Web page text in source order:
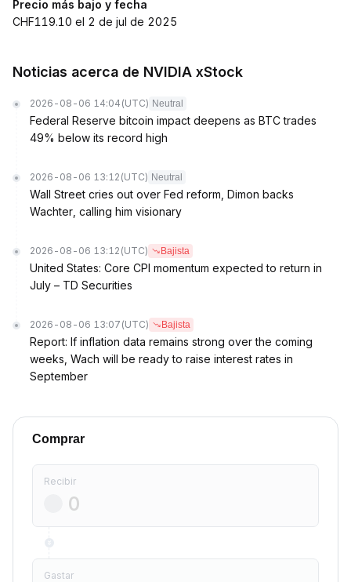
Precio más bajo y fecha
CHF119.10 el 2 de jul de 2025
Noticias acerca de NVIDIA xStock
2026-08-06 14:04 (UTC) Neutral
Federal Reserve bitcoin impact deepens as BTC trades
49% below its record high
2026-08-06 13:12 (UTC) Neutral
Wall Street cries out over Fed reform, Dimon backs
Wachter, calling him visionary
2026-08-06 13:12 (UTC) Bajista
United States: Core CPI momentum expected to return in
July – TD Securities
2026-08-06 13:07 (UTC) Bajista
Report: If inflation data remains strong over the coming
weeks, Wach will be ready to raise interest rates in
September
Comprar
Recibir
Gastar